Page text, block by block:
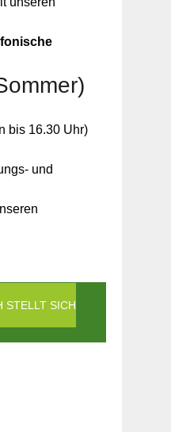
bis 16.30 Uhr)
und
STELLT SICH